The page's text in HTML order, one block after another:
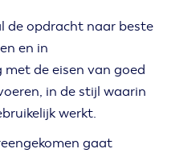
de opdracht naar beste
en in
de eisen van goed
in de stijl waarin
werkt.
gaat